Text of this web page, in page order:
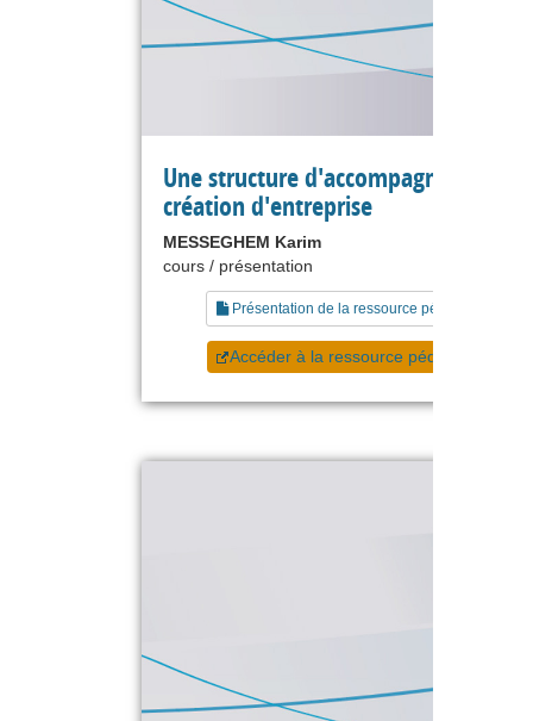
Une structure d'accompagnement à
création d'entreprise
MESSEGHEM Karim
cours / présentation
Présentation de la ressource pédagogique
Accéder à la ressource pédagogique